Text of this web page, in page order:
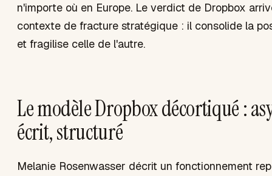
n'importe où en Europe. Le verdict de Dropbox
contexte de fracture stratégique : il consolide la
et fragilise celle de l'autre.
Le modèle Dropbox décortiqué :
écrit, structuré
Melanie Rosenwasser décrit un fonctionnement